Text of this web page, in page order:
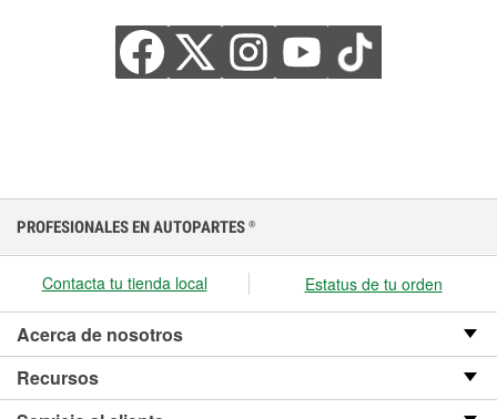
PROFESIONALES EN AUTOPARTES ®
Contacta tu tienda local Estatus de tu orden
Acerca de nosotros
Recursos